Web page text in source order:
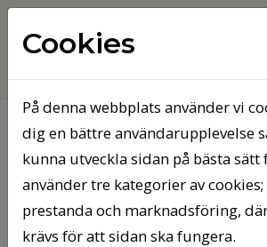
Styrelsens beslut om arvode
Styrelsens
arvode
Cookies
På denna webbplats använder vi
dig en bättre användarupplevelse
kunna utveckla sidan på bästa sätt
använder tre kategorier av
prestanda och marknadsföring,
krävs för att sidan ska fungera.